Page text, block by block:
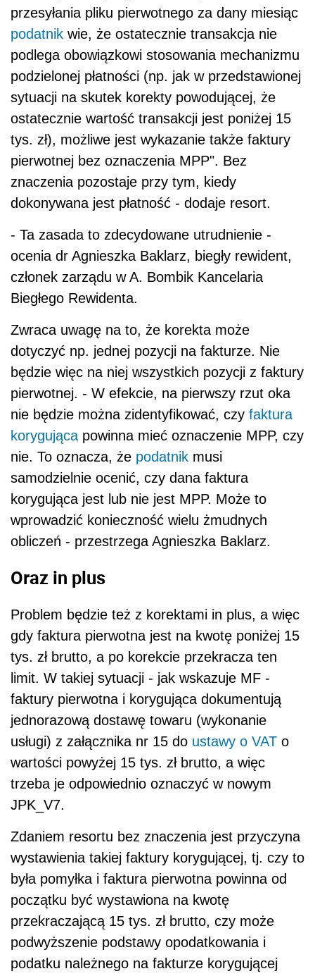
przesyłania pliku pierwotnego za dany miesiąc
podatnik wie, że ostatecznie transakcja nie
podlega obowiązkowi stosowania mechanizmu
podzielonej płatności (np. jak w przedstawionej
sytuacji na skutek korekty powodującej, że
ostatecznie wartość transakcji jest poniżej 15
tys. zł), możliwe jest wykazanie także faktury
pierwotnej bez oznaczenia MPP". Bez
znaczenia pozostaje przy tym, kiedy
dokonywana jest płatność - dodaje resort.
- Ta zasada to zdecydowane utrudnienie -
ocenia dr Agnieszka Baklarz, biegły rewident,
członek zarządu w A. Bombik Kancelaria
Biegłego Rewidenta.
Zwraca uwagę na to, że korekta może
dotyczyć np. jednej pozycji na fakturze. Nie
będzie więc na niej wszystkich pozycji z faktury
pierwotnej. - W efekcie, na pierwszy rzut oka
nie będzie można zidentyfikować, czy faktura
korygująca powinna mieć oznaczenie MPP, czy
nie. To oznacza, że podatnik musi
samodzielnie ocenić, czy dana faktura
korygująca jest lub nie jest MPP. Może to
wprowadzić konieczność wielu żmudnych
obliczeń - przestrzega Agnieszka Baklarz.
Oraz in plus
Problem będzie też z korektami in plus, a więc
gdy faktura pierwotna jest na kwotę poniżej 15
tys. zł brutto, a po korekcie przekracza ten
limit. W takiej sytuacji - jak wskazuje MF -
faktury pierwotna i korygująca dokumentują
jednorazową dostawę towaru (wykonanie
usługi) z załącznika nr 15 do ustawy o VAT o
wartości powyżej 15 tys. zł brutto, a więc
trzeba je odpowiednio oznaczyć w nowym
JPK_V7.
Zdaniem resortu bez znaczenia jest przyczyna
wystawienia takiej faktury korygującej, tj. czy to
była pomyłka i faktura pierwotna powinna od
początku być wystawiona na kwotę
przekraczającą 15 tys. zł brutto, czy może
podwyższenie podstawy opodatkowania i
podatku należnego na fakturze korygującej